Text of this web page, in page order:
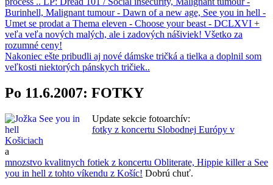
Burinhell, Malignant tumour - Dawn of a new age, See you in hell -
Umet se prodat a Thema eleven - Choose your beast - DCLXVI +
veľa veľa nových malých, ale i zadových nášiviek! Všetko za
rozumné ceny!
Nakoniec ešte pribudli aj nové dámske tričká a tielka a doplnil som
veľkosti niektorých pánskych tričiek..
Po 11.6.2007: FOTKY
Update sekcie fotoarchív:
fotky z koncertu Slobodnej Európy v
Košiciach
a
mnozstvo kvalitnych fotiek z koncertu Obliterate, Hippie killer a See
you in hell z tohto víkendu z Košíc! Dobrú chuť.